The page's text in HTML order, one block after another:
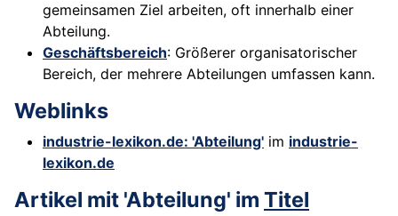
gemeinsamen Ziel arbeiten, oft innerhalb einer
Abteilung.
Geschäftsbereich: Größerer organisatorischer
Bereich, der mehrere Abteilungen umfassen kann.
Weblinks
industrie-lexikon.de: 'Abteilung' im industrie-
lexikon.de
Artikel mit 'Abteilung' im Titel